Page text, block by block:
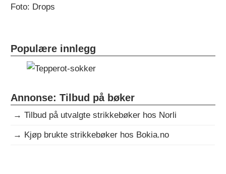
Foto: Drops
Populære innlegg
Annonse: Tilbud på bøker
→Tilbud på utvalgte strikkebøker hos Norli
→ Kjøp brukte strikkebøker hos Bokia.no